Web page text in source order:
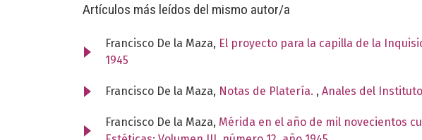
Artículos más leídos del mismo autor/a
Francisco De la Maza, El proyecto para la capilla de la
1945
Francisco De la Maza, Notas de Platería. , Anales del
Francisco De la Maza, Mérida en el año de mil novecientos